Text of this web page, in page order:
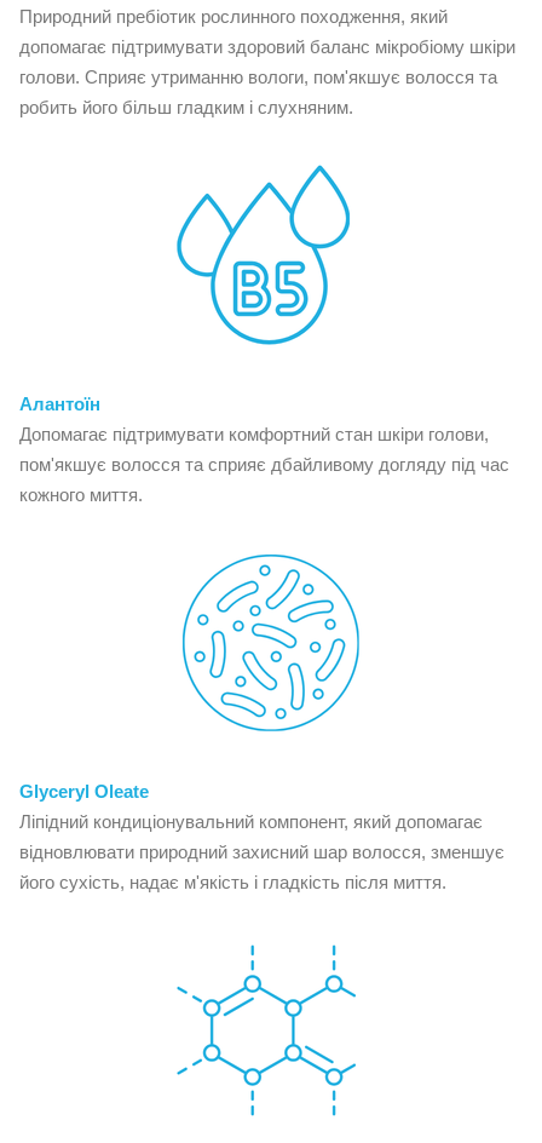
Природний пребіотик рослинного походження, який
допомагає підтримувати здоровий баланс мікробіому шкіри
голови. Сприяє утриманню вологи, пом'якшує волосся та
робить його більш гладким і слухняним.
Алантоїн
Допомагає підтримувати комфортний стан шкіри голови,
пом'якшує волосся та сприяє дбайливому догляду під час
кожного миття.
Glyceryl Oleate
Ліпідний кондиціонувальний компонент, який допомагає
відновлювати природний захисний шар волосся, зменшує
його сухість, надає м'якість і гладкість після миття.